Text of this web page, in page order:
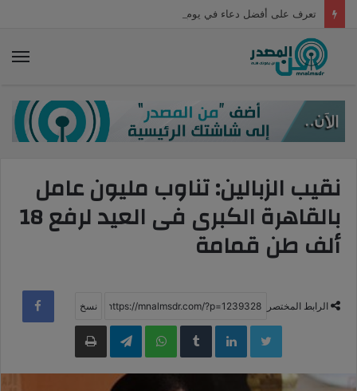
تعرف على أفضل دعاء في يوم عرفة
نقيب الزبالين: تناوب مليون عامل
بالقاهرة الكبرى فى العيد لرفع 18
ألف طن قمامة
الرابط المختصر
LinkedIn
WhatsApp
Telegramطباعة